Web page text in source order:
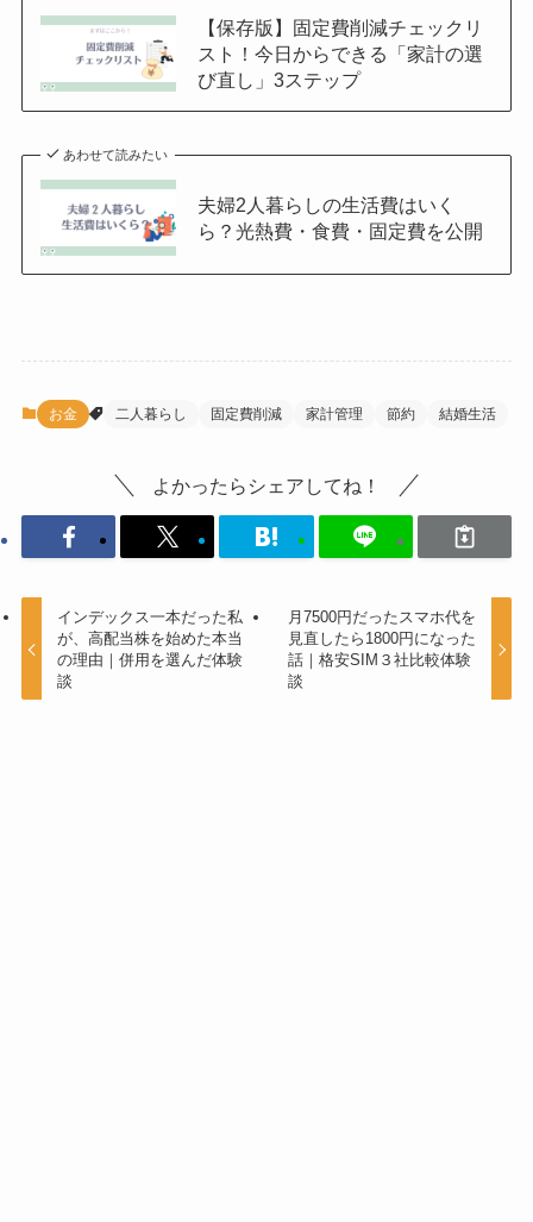
【保存版】固定費削減チェックリ
スト！今日からできる「家計の選
び直し」3ステップ
あわせて読みたい
夫婦2人暮らしの生活費はいく
ら？光熱費・食費・固定費を公開
お金 二人暮らし 固定費削減 家計管理 節約 結婚生活
よかったらシェアしてね！
インデックス一本だった私
が、高配当株を始めた本当
の理由｜併用を選んだ体験
談
月7500円だったスマホ代を
見直したら1800円になった
話｜格安SIM３社比較体験
談